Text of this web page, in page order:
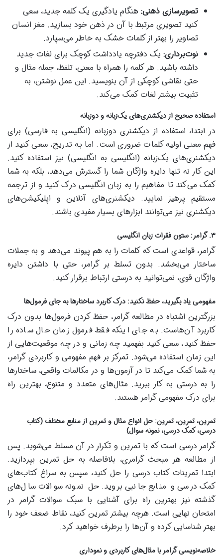
تصویرسازی ذهنی: هنگام یادگیری یک کلمه جدید، سعی
کنید تصویری مرتبط با آن در ذهن خود بسازید. مغز انسان
تصاویر را بهتر از کلمات خشک به خاطر می‌سپارد.
نوت‌برداری: یک دفترچه یادداشت کوچک برای لغات جدید
داشته باشید. هر کلمه را همراه با معنی، تلفظ، جمله مثال و
حتی نقاشی کوچکی از آن بنویسید. این عمل نوشتن، به
تثبیت بیشتر لغات کمک می‌کند.
استفاده صحیح از دیکشنری‌های یک‌زبانه و دوزبانه
در ابتدا، استفاده از دیکشنری دوزبانه (انگلیسی به فارسی) برای
فهم معنی اولیه کلمات ضروری است. اما به تدریج، سعی کنید از
دیکشنری‌های یک‌زبانه (انگلیسی به انگلیسی) نیز استفاده کنید.
این کار نه تنها دایره واژگان شما را گسترش می‌دهد، بلکه به شما
کمک می‌کند تا مفاهیم را به زبان انگلیسی درک کنید و از ترجمه
مستقیم پرهیز نمایید. دیکشنری‌های آنلاین و اپلیکیشن‌های
دیکشنری نیز می‌توانند ابزارهای بسیار مفیدی باشند.
۳. گرامر: ستون فقرات زبان انگلیسی
گرامر، قواعدی است که کلمات را به هم پیوند می‌دهد و به جملات
ساختار می‌بخشد. بدون تسلط بر گرامر، حتی با داشتن دایره
واژگان قوی، نمی‌توانید به درستی ارتباط برقرار کنید.
مفهومی یاد بگیرید، حفظ نکنید: درک کاربرد ساختارها به جای فرمول‌ها
بزرگترین اشتباه در مطالعه گرامر، حفظ کردن فرمول‌ها بدون درک
کاربرد آن‌هاست. به جای اینکه فقط فرمول زمان حال ساده را
حفظ کنید، سعی کنید بفهمید چه زمانی و در چه موقعیت‌هایی از
این زمان استفاده می‌شود. تمرکز بر فهم مفهومی و کاربردی گرامر،
به شما کمک می‌کند تا در آزمون‌ها و در مکالمات واقعی، ساختارها
را به درستی به کار ببرید. مثال‌های متعدد و متنوع، بهترین راه
برای درک مفهومی گرامر هستند.
تمرین، تمرین، تمرین: حل انواع مثال و تمرین از منابع مختلف (کتاب
درسی، کمک درسی، نمونه سوال)
گرامر درسی است که با تمرین و تکرار در آن مسلط می‌شوید. پس
از مطالعه هر مبحث گرامری، بلافاصله به حل تمرین بپردازید.
ابتدا تمرینات کتاب درسی را حل کنید، سپس به سراغ کتاب‌های
کمک درسی و منابع جانبی بروید. حل نمونه سوالات سال‌های
گذشته نیز بهترین راه برای آشنایی با سبک سوالات گرامر در
امتحان نهایی است. هرچه بیشتر تمرین کنید، نقاط ضعف خود را
بهتر شناسایی کرده و آن‌ها را برطرف خواهید کرد.
خلاصه‌نویسی گرامر با مثال‌های کاربردی و نموداری